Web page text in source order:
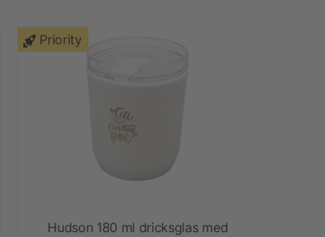
Priority
Hudson 180 ml dricksglas med